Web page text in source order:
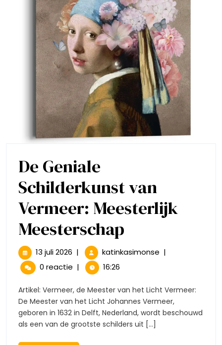
De Geniale
Schilderkunst van
Vermeer: Meesterlijk
Meesterschap
Geniale
van
Vermeer:
Meesterlijk
13 juli 2026 13
juli
2026
| katinkasimonse De
Vermeer:
Meesterlijk
Meesterschap
|
0 reactie | 16:26
Artikel: Vermeer, de Meester van het Licht Vermeer:
De Meester van het Licht Johannes Vermeer,
geboren in 1632 in Delft, Nederland, wordt beschouwd
als een van de grootste schilders uit [...]